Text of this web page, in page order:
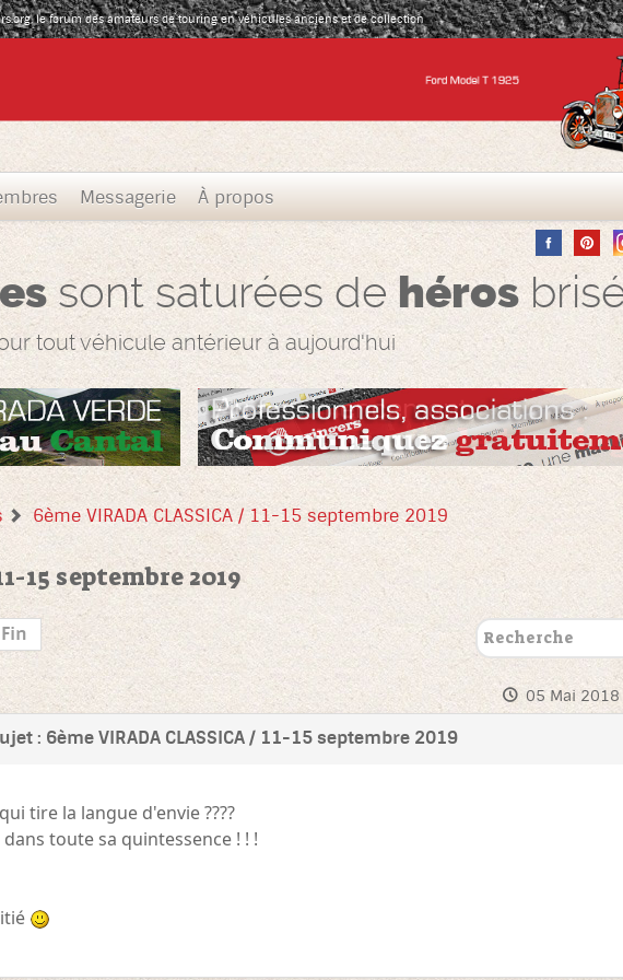
le forum des amateurs de touring en véhicules anciens et de collection
Messagerie À propos
sont saturées dehéros
tout véhicule antérieur à aujourd'hui
6ème VIRADA CLASSICA / 11-15 septembre 2019
15 septembre 2019
Fin
05 Mai 2018
: 6ème VIRADA CLASSICA / 11-15 septembre 2019
tire la langue d'envie ????
toute sa quintessence ! ! !